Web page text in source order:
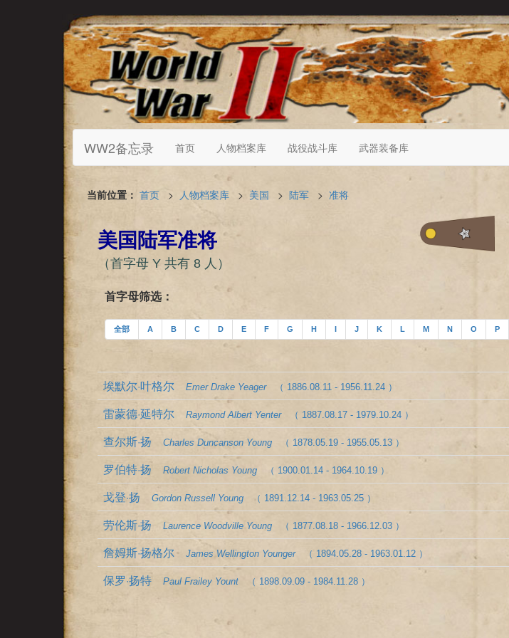
WW2备忘录 首页 人物档案库 战役战斗库 武器装备库
当前位置： 首页 > 人物档案库 > 美国 > 陆军 > 准将
美国陆军准将
（首字母 Y 共有 8 人）
首字母筛选：
全部 A B C D E F G H I J K L M N O P
埃默尔·叶格尔Emer Drake Yeager （ 1886.08.11 - 1956.11.24 ）
雷蒙德·延特尔Raymond Albert Yenter （ 1887.08.17 - 1979.10.24 ）
查尔斯·扬Charles Duncanson Young （ 1878.05.19 - 1955.05.13 ）
罗伯特·扬Robert Nicholas Young （ 1900.01.14 - 1964.10.19 ）
戈登·扬Gordon Russell Young （ 1891.12.14 - 1963.05.25 ）
劳伦斯·扬Laurence Woodville Young （ 1877.08.18 - 1966.12.03 ）
詹姆斯·扬格尔James Wellington Younger （ 1894.05.28 - 1963.01.12 ）
保罗·扬特Paul Frailey Yount （ 1898.09.09 - 1984.11.28 ）